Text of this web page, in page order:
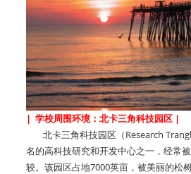
| 学校周围环境：北卡三角科技园区 |
北卡三角科技园区（Research
名的高科技研究和开发中心之一，经常
较。该园区占地7000英亩，被美丽的松